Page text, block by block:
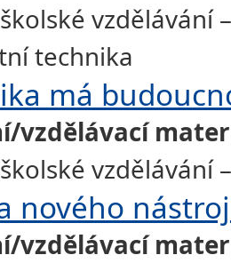
technika
má
vzdělávací
vzdělávání
nového
vzdělávací